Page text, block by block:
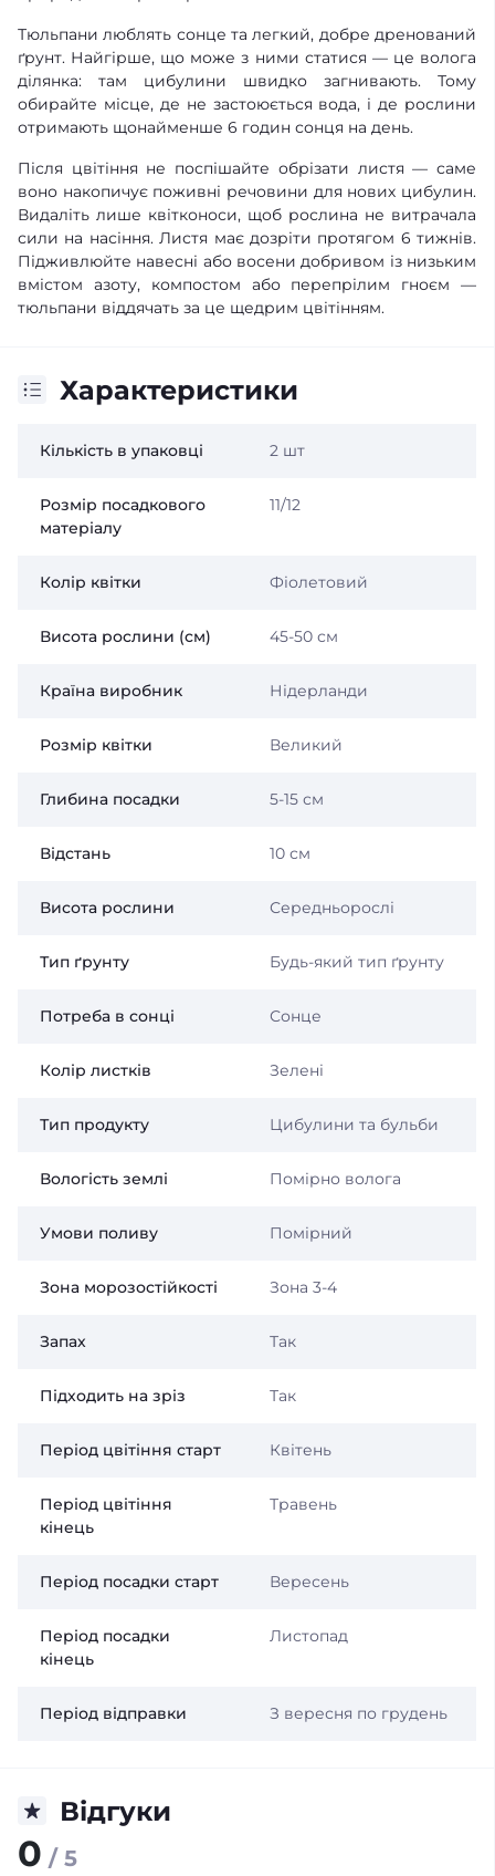
Тюльпани люблять сонце та легкий, добре дренований
ґрунт. Найгірше, що може з ними статися — це волога
ділянка: там цибулини швидко загнивають. Тому
обирайте місце, де не застоюється вода, і де рослини
отримають щонайменше 6 годин сонця на день.
Після цвітіння не поспішайте обрізати листя — саме
воно накопичує поживні речовини для нових цибулин.
Видаліть лише квітконоси, щоб рослина не витрачала
сили на насіння. Листя має дозріти протягом 6 тижнів.
Підживлюйте навесні або восени добривом із низьким
вмістом азоту, компостом або перепрілим гноєм —
тюльпани віддячать за це щедрим цвітінням.
Характеристики
Кількість в упаковці 2 шт
Розмір посадкового
матеріалу
11/12
Колір квітки Фіолетовий
Висота рослини (см) 45-50 см
Країна виробник Нідерланди
Розмір квітки Великий
Глибина посадки 5-15 см
Відстань 10 см
Висота рослини Середньорослі
Тип ґрунту Будь-який тип ґрунту
Потреба в сонці Сонце
Колір листків Зелені
Тип продукту Цибулини та бульби
Вологість землі Помірно волога
Умови поливу Помірний
Зона морозостійкості Зона 3-4
Запах Так
Підходить на зріз Так
Період цвітіння старт Квітень
Період цвітіння
кінець
Травень
Період посадки старт Вересень
Період посадки
кінець
Листопад
Період відправки З вересня по грудень
Відгуки
0 / 5